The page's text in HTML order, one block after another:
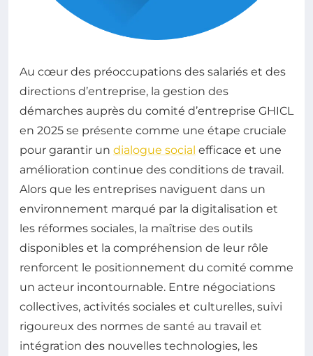
Au cœur des préoccupations des salariés et des
directions d’entreprise, la gestion des
démarches auprès du comité d’entreprise GHICL
en 2025 se présente comme une étape cruciale
pour garantir un dialogue social efficace et une
amélioration continue des conditions de travail.
Alors que les entreprises naviguent dans un
environnement marqué par la digitalisation et
les réformes sociales, la maîtrise des outils
disponibles et la compréhension de leur rôle
renforcent le positionnement du comité comme
un acteur incontournable. Entre négociations
collectives, activités sociales et culturelles, suivi
rigoureux des normes de santé au travail et
intégration des nouvelles technologies, les